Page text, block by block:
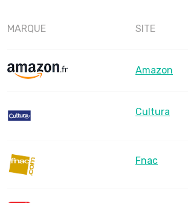
MARQUE SITE
Amazon
Cultura
Fnac